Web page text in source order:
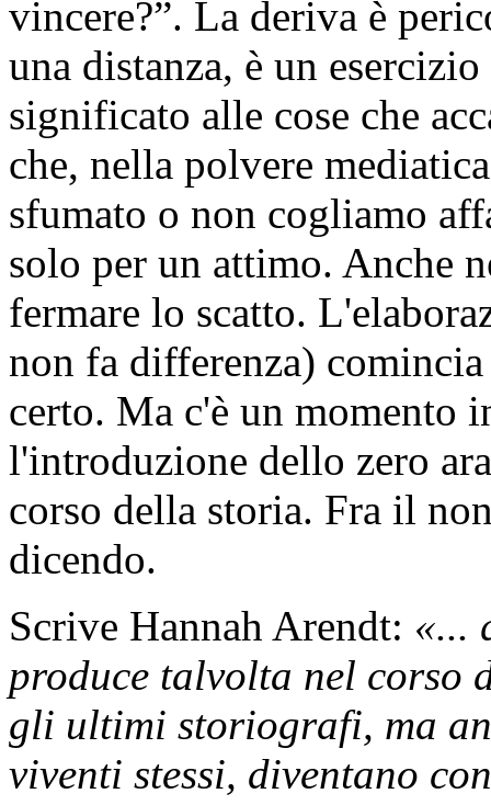
vincere?”. La deriva è
una distanza, è un
significato alle cose che
che, nella polvere
sfumato o non cogliamo
solo per un attimo. Anche
fermare lo scatto.
non fa differenza)
certo. Ma c'è un momento
l'introduzione dello zero
corso della storia. Fra il
dicendo.
Scrive Hannah Arendt: «...
produce talvolta nel corso
gli ultimi storiografi, ma
viventi stessi, diventano